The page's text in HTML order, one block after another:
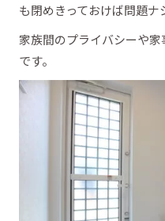
も閉めきっておけば問題ナ
家族間のプライバシーや
です。